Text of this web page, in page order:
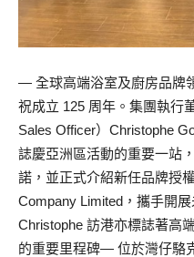
— 全球高端浴室及廚房品牌
祝成立 125 周年。集團執行
Sales Officer）Christophe
誌慶亞洲區活動的重要一站
諾，並正式介紹新任品牌授
Company Limited，攜手開
Christophe 訪港亦標誌著高
的重要里程碑— 位於灣仔駱